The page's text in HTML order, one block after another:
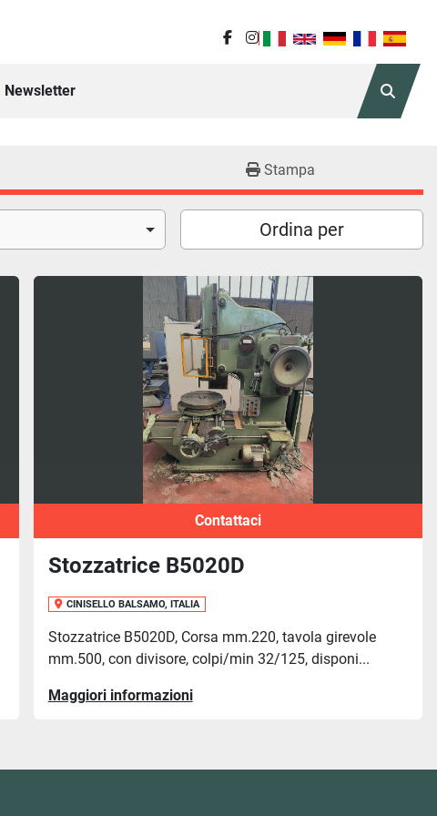
facebookinstagram
Newsletter
Cerca
Stampa
Ordina per
Contattaci
Stozzatrice B5020D
CINISELLO BALSAMO, ITALIA
Stozzatrice B5020D, Corsa mm.220, tavola girevole
mm.500, con divisore, colpi/min 32/125, disponi...
Maggiori informazioni